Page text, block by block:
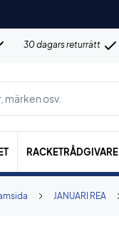
30 dagars returrätt
osv.
RACKETRÅDGIVARE
JANUARI REA